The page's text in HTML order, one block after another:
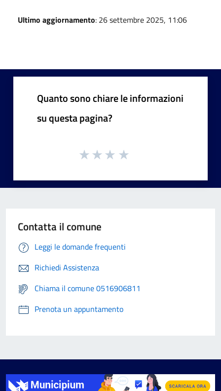
Ultimo aggiornamento: 26 settembre 2025, 11:06
Quanto sono chiare le informazioni
su questa pagina?
Contatta il comune
Leggi le domande frequenti
Richiedi Assistenza
Chiama il comune 0516906811
Prenota un appuntamento